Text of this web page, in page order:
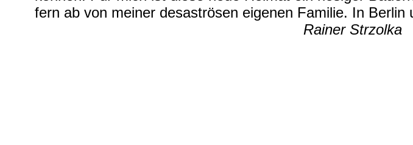
fern ab von meiner desaströsen eigenen Familie. In Berlin
Rainer Strzolka